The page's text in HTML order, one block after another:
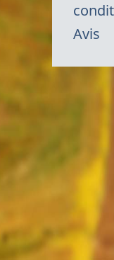
Avis